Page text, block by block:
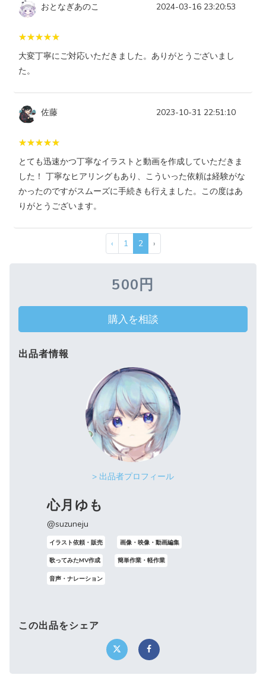
おとなぎあのこ 2024-03-16 23:20:53
大変丁寧にご対応いただきました。ありがとうございまし
た。
佐藤 2023-10-31 22:51:10
とても迅速かつ丁寧なイラストと動画を作成していただきま
した！ 丁寧なヒアリングもあり、こういった依頼は経験がな
かったのですがスムーズに手続きも行えました。この度はあ
りがとうございます。
‹ 1 2 ›
500円
購入を相談
出品者情報
> 出品者プロフィール
心月ゆも
@suzuneju
イラスト依頼・販売 画像・映像・動画編集
歌ってみたMV作成 簡単作業・軽作業
音声・ナレーション
この出品をシェア